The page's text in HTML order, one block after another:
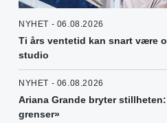
NYHET - 06.08.2026
Ti års ventetid kan snart være
studio
NYHET - 06.08.2026
Ariana Grande bryter
grenser»